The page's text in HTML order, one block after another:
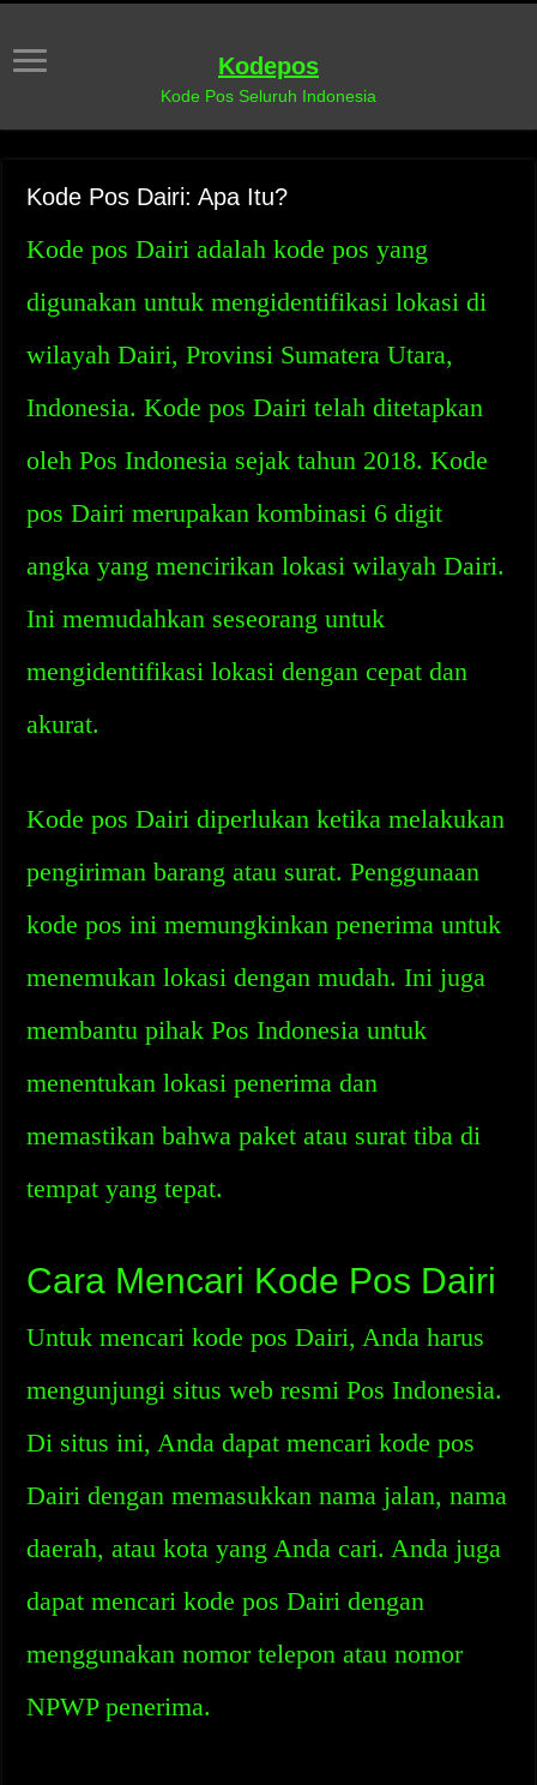
Kodepos
Kode Pos Seluruh Indonesia
Kode Pos Dairi: Apa Itu?
Kode pos Dairi adalah kode pos yang
digunakan untuk mengidentifikasi lokasi di
wilayah Dairi, Provinsi Sumatera Utara,
Indonesia. Kode pos Dairi telah ditetapkan
oleh Pos Indonesia sejak tahun 2018. Kode
pos Dairi merupakan kombinasi 6 digit
angka yang mencirikan lokasi wilayah Dairi.
Ini memudahkan seseorang untuk
mengidentifikasi lokasi dengan cepat dan
akurat.
Kode pos Dairi diperlukan ketika melakukan
pengiriman barang atau surat. Penggunaan
kode pos ini memungkinkan penerima untuk
menemukan lokasi dengan mudah. Ini juga
membantu pihak Pos Indonesia untuk
menentukan lokasi penerima dan
memastikan bahwa paket atau surat tiba di
tempat yang tepat.
Cara Mencari Kode Pos Dairi
Untuk mencari kode pos Dairi, Anda harus
mengunjungi situs web resmi Pos Indonesia.
Di situs ini, Anda dapat mencari kode pos
Dairi dengan memasukkan nama jalan, nama
daerah, atau kota yang Anda cari. Anda juga
dapat mencari kode pos Dairi dengan
menggunakan nomor telepon atau nomor
NPWP penerima.